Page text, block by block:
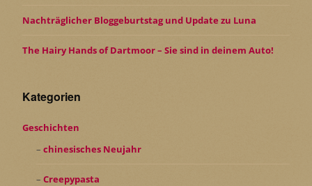
Nachträglicher Bloggeburtstag und Update zu Luna
The Hairy Hands of Dartmoor – Sie sind in deinem Auto!
Kategorien
Geschichten
chinesisches Neujahr
Creepypasta